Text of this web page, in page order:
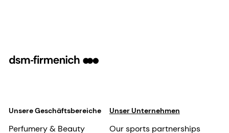
Unsere Geschäftsbereiche
Perfumery & Beauty
Unser Unternehmen
Our sports partnerships